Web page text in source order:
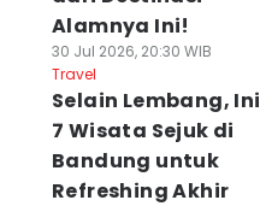
Alamnya Ini!
30 Jul 2026, 20:30 WIB
Travel
Selain Lembang, Ini
7 Wisata Sejuk di
Bandung untuk
Refreshing Akhir